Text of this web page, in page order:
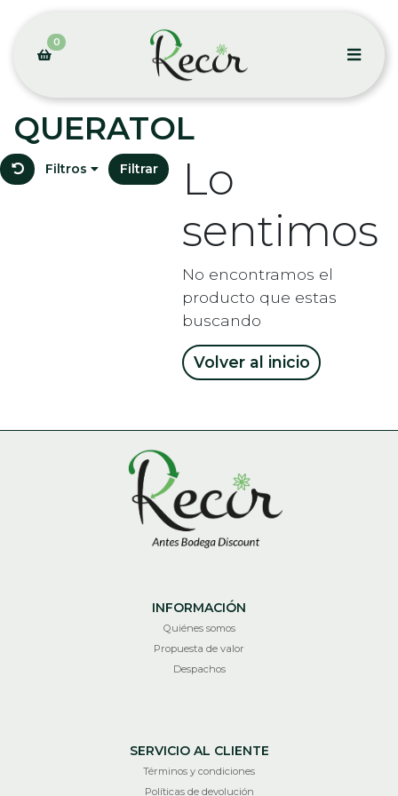
0
QUERATOL
Filtros Filtrar
Lo
sentimos
No encontramos el
producto que estas
buscando
Volver al inicio
INFORMACIÓN
Quiénes somos
Propuesta de valor
Despachos
SERVICIO AL CLIENTE
Términos y condiciones
Políticas de devolución